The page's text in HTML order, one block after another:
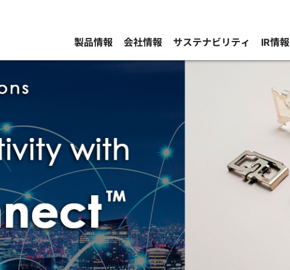
製品情報 会社情報 サステナビリティ IR情報